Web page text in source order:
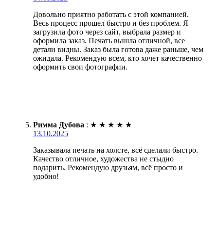
Довольно приятно работать с этой компанией.
Весь процесс прошел быстро и без проблем. Я
загрузила фото через сайт, выбрала размер и
оформила заказ. Печать вышла отличной, все
детали видны. Заказ была готова даже раньше, чем
ожидала. Рекомендую всем, кто хочет качественно
оформить свои фотографии.
Римма Дубова : ★ ★ ★ ★ ★
13.10.2025
Заказывала печать на холсте, всё сделали быстро.
Качество отличное, художества не стыдно
подарить. Рекомендую друзьям, всё просто и
удобно!